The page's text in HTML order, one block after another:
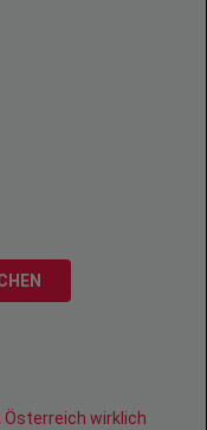
Österreich wirklich